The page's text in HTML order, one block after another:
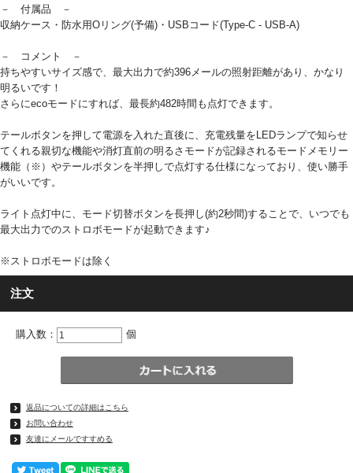
－ 付属品 －
収納ケース・防水用Oリング(予備)・USBコード(Type-C - USB-A)
－ コメント －
持ちやすいサイズ感で、最大出力で約396メールの照射距離があり、かなり
明るいです！
さらにecoモードにすれば、最長約482時間も点灯できます。
テールボタンを押して電源を入れた直後に、充電残量をLEDランプで知らせ
てくれる親切な機能や消灯直前の明るさモードが記録されるモードメモリー
機能（※）やテールボタンを半押しで点灯する仕様になっており、使い勝手
がいいです。
ライト点灯中に、モード切替ボタンを長押し(約2秒間)することで、いつでも
最大出力でのストロボモードが起動できます♪
※ストロボモードは除く
注文
購入数： 個
返品についての詳細はこちら
お問い合わせ
友達にメールですすめる